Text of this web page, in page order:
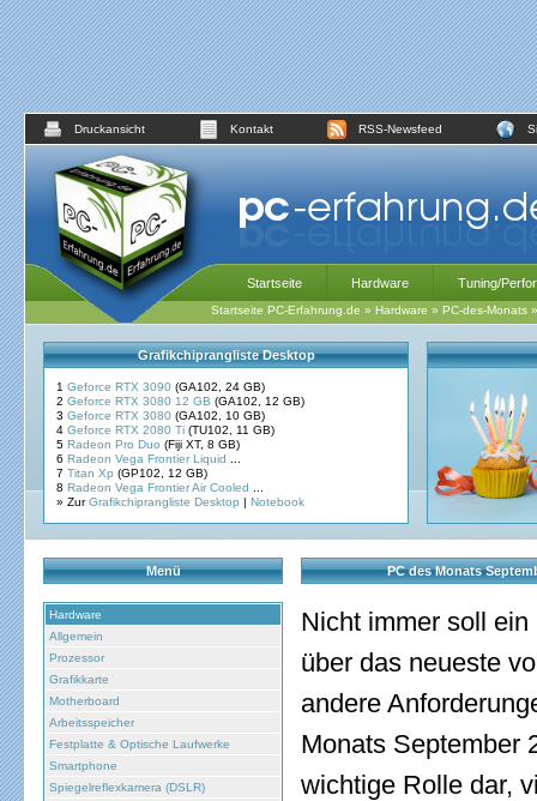
Druckansicht Kontakt RSS-Newsfeed
Startseite Hardware Tuning/
Startseite PC-Erfahrung.de » Hardware » PC-des-Monats
Grafikchiprangliste Desktop
1 Geforce RTX 3090 (GA102, 24 GB)
2 Geforce RTX 3080 12 GB (GA102, 12 GB)
3 Geforce RTX 3080 (GA102, 10 GB)
4 Geforce RTX 2080 Ti (TU102, 11 GB)
5 Radeon Pro Duo (Fiji XT, 8 GB)
6 Radeon Vega Frontier Liquid
7 Titan Xp (GP102, 12 GB)
8 Radeon Vega Frontier Air Cooled
» ZurGrafikchiprangliste Desktop | Notebook
Menü
Hardware
Allgemein
Prozessor
Grafikkarte
Motherboard
Arbeitsspeicher
Festplatte & Optische Laufwerke
Smartphone
Spiegelreflexkamera (DSLR)
PC des Monats
Nicht immer soll
über das neueste
andere
Monats September
wichtige Rolle dar,